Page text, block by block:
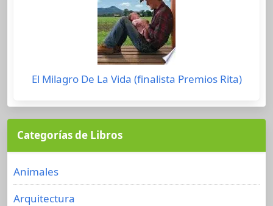
El Milagro De La Vida (finalista Premios Rita)
Categorías de Libros
Animales
Arquitectura